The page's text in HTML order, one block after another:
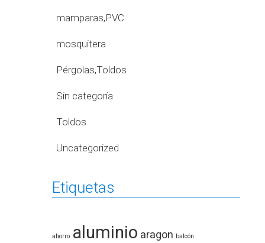
mamparas,PVC
mosquitera
Pérgolas,Toldos
Sin categoría
Toldos
Uncategorized
Etiquetas
ahorro aluminio aragon balcón